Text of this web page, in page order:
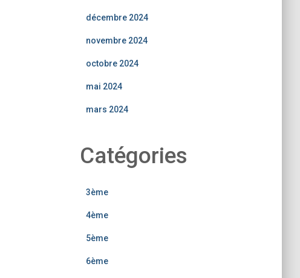
décembre 2024
novembre 2024
octobre 2024
mai 2024
mars 2024
Catégories
3ème
4ème
5ème
6ème